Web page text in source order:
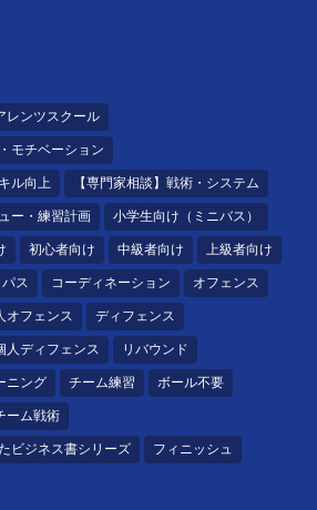
レンツスクール
モチベーション
ル向上 【専門家相談】戦術・システム
ー・練習計画 小学生向け（ミニバス）
初心者向け 中級者向け 上級者向け
パス コーディネーション オフェンス
オフェンス ディフェンス
人ディフェンス リバウンド
ニング チーム練習 ボール不要
ーム戦術
ビジネス書シリーズ フィニッシュ